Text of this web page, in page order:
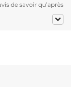
de savoir qu’après...